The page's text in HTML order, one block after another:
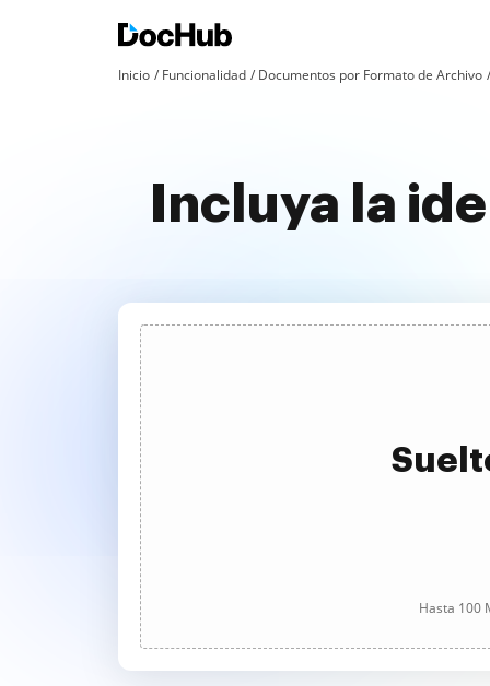
Inicio Funcionalidad Documentos por Formato de Archivo
Incluya la
Hasta 100